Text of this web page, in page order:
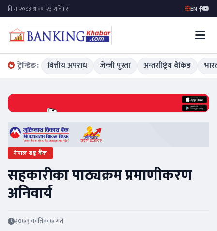
EN|
ट्रेन्डिङ: वित्तीय अपराध जेन्जी पुस्ता अन्तर्राष्ट्रिय बैंकिङ
नेपाल राष्ट्र बैंक
सहकारीका पाठ्यक्रम प्रमाणीकरण
अनिवार्य
२०७९ कार्तिक ७ गते